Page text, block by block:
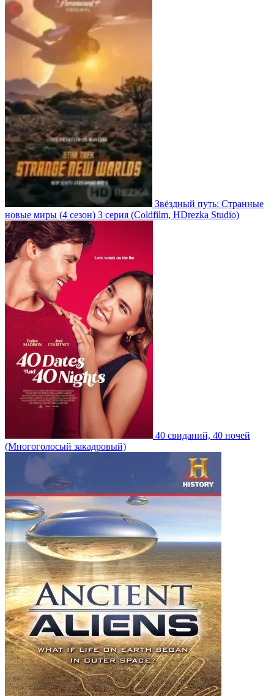
Звёздный путь: Странные
новые миры (4 сезон) 3 серия (Coldfilm, HDrezka Studio)
40 свиданий, 40 ночей
(Многоголосый закадровый)